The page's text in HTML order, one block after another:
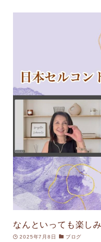
なんといっても楽し
2025年7月8日 ブログ